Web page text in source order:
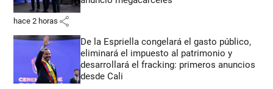
hace 2 horas share
De la Espriella congelará el gasto público,
eliminará el impuesto al patrimonio y
desarrollará el fracking: primeros anuncios
desde Cali